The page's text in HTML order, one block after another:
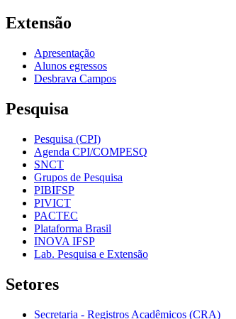
Extensão
Apresentação
Alunos egressos
Desbrava Campos
Pesquisa
Pesquisa (CPI)
Agenda CPI/COMPESQ
SNCT
Grupos de Pesquisa
PIBIFSP
PIVICT
PACTEC
Plataforma Brasil
INOVA IFSP
Lab. Pesquisa e Extensão
Setores
Secretaria - Registros Acadêmicos (CRA)